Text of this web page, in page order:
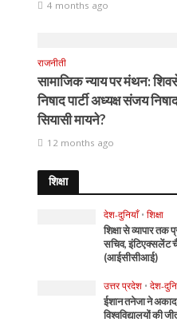
4 months ago
राजनीती
सामाजिक न्याय पर मंथन:
निषाद पार्टी अध्यक्ष संजय
सियासी मायने?
12 months ago
शिक्षा
देश-दुनियाँ • शिक्षा
शिक्षा से व्यापार तक
सचिव, इंटिएक्सलेंट
(आईसीसीआई)
उत्तर प्रदेश • देश-
ईशान तनेजा ने
विश्वविद्यालयों की